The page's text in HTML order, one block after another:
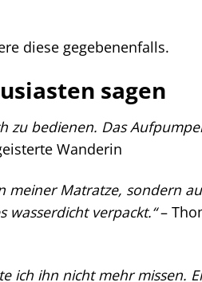
diese gegebenenfalls.
sagen
zu bedienen. Das
Wanderin
meiner Matratze, sondern
wasserdicht verpackt.“–
ich ihn nicht mehr missen.